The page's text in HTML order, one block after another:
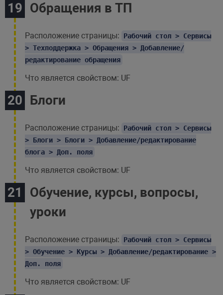
Обращения в ТП
Расположение страницы:
Рабочий стол > Сервисы
> Техподдержка > Обращения > Добавление/
редактирование обращения
Что является свойством: UF
Блоги
Расположение страницы:
Рабочий стол > Сервисы
> Блоги > Блоги > Добавление/редактирование
блога > Доп. поля
Что является свойством: UF
Обучение, курсы, вопросы,
уроки
Расположение страницы:
Рабочий стол > Сервисы
> Обучение > Курсы > Добавление/редактирование >
Доп. поля
Что является свойством: UF